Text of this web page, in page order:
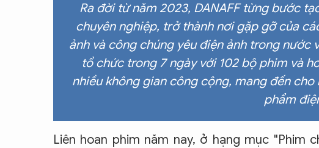
Ra đời từ năm 2023, DANAFF từng bước
chuyên nghiệp, trở thành nơi gặp gỡ của
ảnh và công chúng yêu điện ảnh trong nước
tổ chức trong 7 ngày với 102 bộ phim và
nhiều không gian công cộng, mang đến
phẩm
Liên hoan phim năm nay, ở hạng mục "Phim